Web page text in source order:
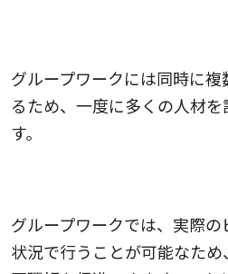
グループワークには同時に
るため、一度に多くの人材
す。
グループワークでは、実際
状況で行うことが可能なた